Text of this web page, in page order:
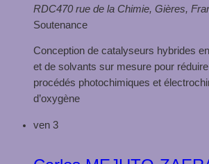
RDC​470 rue de la Chimie, Gières,
Soutenance
Conception de catalyseurs hybrides
et de solvants sur mesure pour
procédés photochimiques et
d’oxygène
ven 3